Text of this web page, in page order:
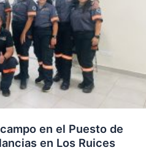
en el Puesto de
en Los Ruices